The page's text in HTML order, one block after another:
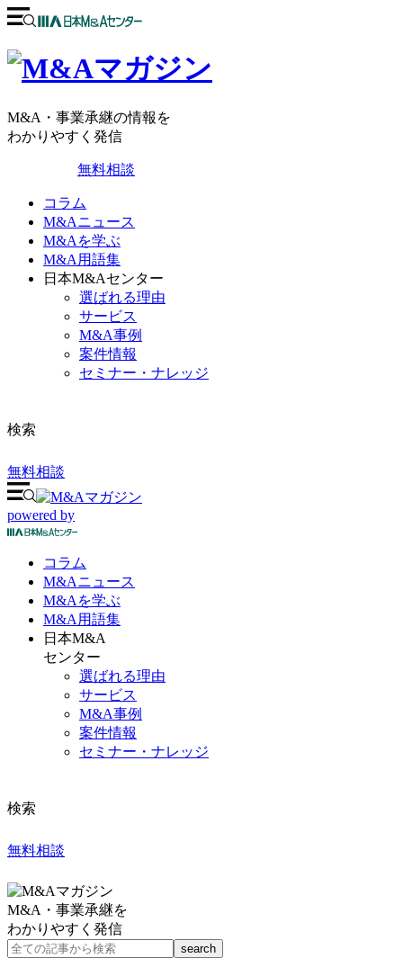
M&A・事業承継の情報を
わかりやすく発信
無料相談
コラム
M&Aニュース
M&Aを学ぶ
M&A用語集
日本M&Aセンター
選ばれる理由
サービス
M&A事例
案件情報
セミナー・ナレッジ
検索
無料相談
powered by
コラム
M&Aニュース
M&Aを学ぶ
M&A 用語集
日本M&A
センター
選ばれる理由
サービス
M&A事例
案件情報
セミナー・ナレッジ
検索
無料相談
M&A・事業承継を
わかりやすく発信